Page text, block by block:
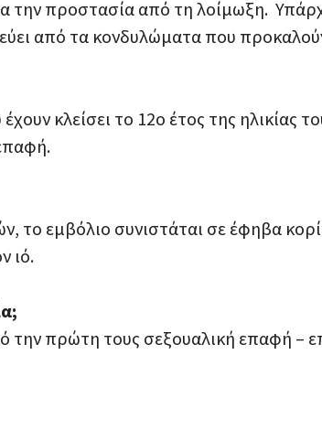
την προστασία από τη λοίμωξη.
από τα κονδυλώματα που
κλείσει το 12ο έτος της ηλικίας
το εμβόλιο συνιστάται σε έφηβα
ιό.
την πρώτη τους σεξουαλική επαφή –